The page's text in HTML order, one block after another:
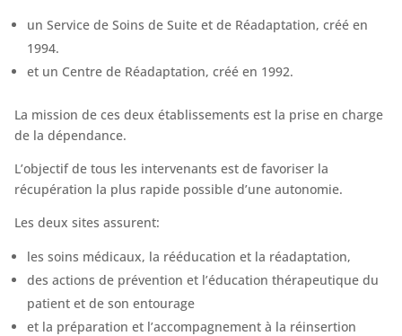
un Service de Soins de Suite et de Réadaptation, créé en
1994.
et un Centre de Réadaptation, créé en 1992.
La mission de ces deux établissements est la prise en charge
de la dépendance.
L’objectif de tous les intervenants est de favoriser la
récupération la plus rapide possible d’une autonomie.
Les deux sites assurent:
les soins médicaux, la rééducation et la réadaptation,
des actions de prévention et l’éducation thérapeutique du
patient et de son entourage
et la préparation et l’accompagnement à la réinsertion